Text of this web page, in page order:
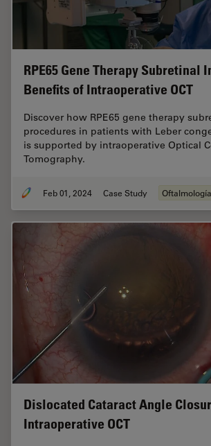
RPE65 Gene Therapy Subretinal
Benefits of Intraoperative OCT
Discover how RPE65 gene therapy
procedures in patients with Leber
is supported by intraoperative Optical
Tomography.
Feb 01, 2024 Case Study Oftalmología
Dislocated Cataract Angle
Intraoperative OCT